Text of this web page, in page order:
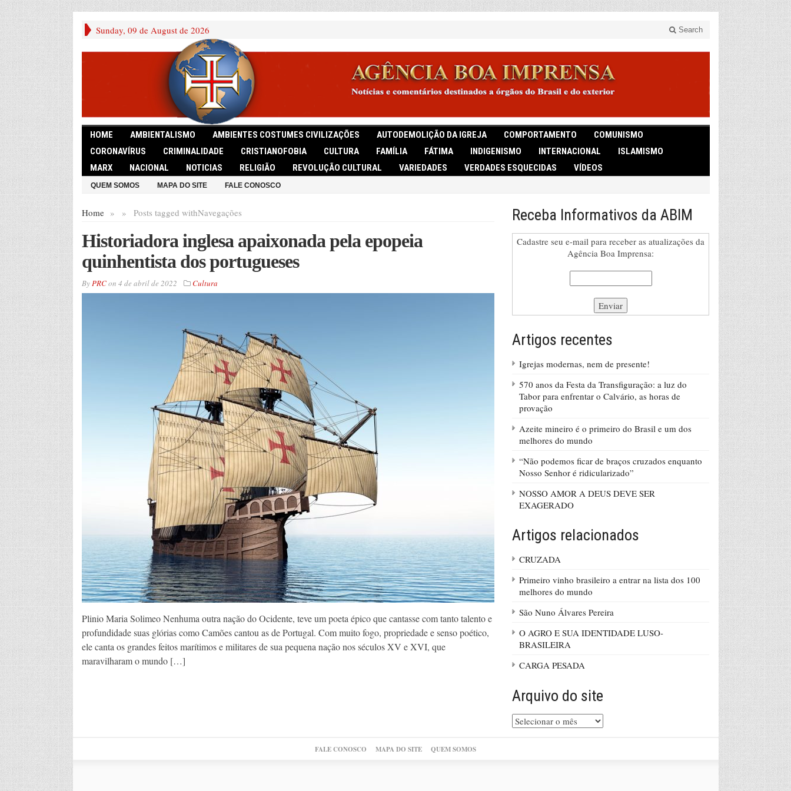
Sunday, 09 de August de 2026 Search
HOME AMBIENTALISMO AMBIENTES COSTUMES CIVILIZAÇÕES AUTODEMOLIÇÃO DA IGREJA COMPORTAMENTO
COMUNISMO
CORONAVÍRUS
CRIMINALIDADE CRISTIANOFOBIA CULTURA FAMÍLIA FÁTIMA INDIGENISMO INTERNACIONAL
ISLAMISMO
MARX
NACIONAL NOTICIAS RELIGIÃO REVOLUÇÃO CULTURAL VARIEDADES VERDADES ESQUECIDAS VÍDEOS
QUEM SOMOS MAPA DO SITE FALE CONOSCO
Home » Posts tagged with
» Navegações
Historiadora inglesa apaixonada pela epopeia
quinhentista dos portugueses
ByPRCon 4 de abril de 2022 Cultura
Plinio Maria Solimeo Nenhuma outra nação do Ocidente, teve um poeta épico que cantasse com tanto talento e
profundidade suas glórias como Camões cantou as de Portugal. Com muito fogo, propriedade e senso poético,
ele canta os grandes feitos marítimos e militares de sua pequena nação nos séculos XV e XVI, que
maravilharam o mundo […]
Receba Informativos da ABIM
Cadastre seu e-mail para receber as atualizações da
Agência Boa Imprensa:
Artigos recentes
Igrejas modernas, nem de presente!
570 anos da Festa da Transfiguração: a luz do
Tabor para enfrentar o Calvário, as horas de
provação
Azeite mineiro é o primeiro do Brasil e um dos
melhores do mundo
“Não podemos ficar de braços cruzados enquanto
Nosso Senhor é ridicularizado”
NOSSO AMOR A DEUS DEVE SER
EXAGERADO
Artigos relacionados
CRUZADA
Primeiro vinho brasileiro a entrar na lista dos 100
melhores do mundo
São Nuno Álvares Pereira
O AGRO E SUA IDENTIDADE LUSO-
BRASILEIRA
CARGA PESADA
Arquivo do site
Arquivo
do
FALE CONOSCO MAPA DO SITE QUEM SOMOS